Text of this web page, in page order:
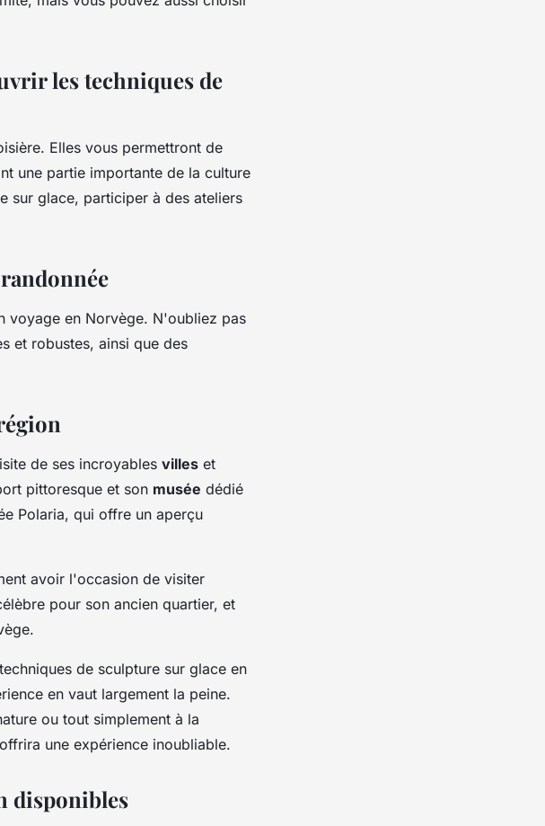
les techniques de
Elles vous permettront de
une partie importante de la culture
sur glace, participer à des ateliers
voyage en Norvège. N'oubliez pas
et robustes, ainsi que des
de ses incroyables villes et
pittoresque et son musée dédié
Polaria, qui offre un aperçu
avoir l'occasion de visiter
pour son ancien quartier, et
de sculpture sur glace en
en vaut largement la peine.
ou tout simplement à la
une expérience inoubliable.
disponibles